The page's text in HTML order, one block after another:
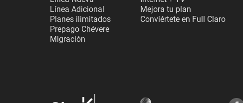
Línea Adicional
Planes ilimitados
Prepago Chévere
Migración
Mejora tu plan
Conviértete en Full Claro